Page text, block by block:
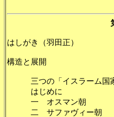
はしがき（羽田正）
構造と展開
三つの「イスラ
はじ
一 オ
二 サフ